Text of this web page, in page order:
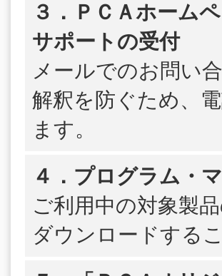
３．ＰＣＡホーム
サポートの受付
メールでのお問い
解釈を防ぐため、
ます。
４．プログラム・
ご利用中の対象製
ダウンロードする